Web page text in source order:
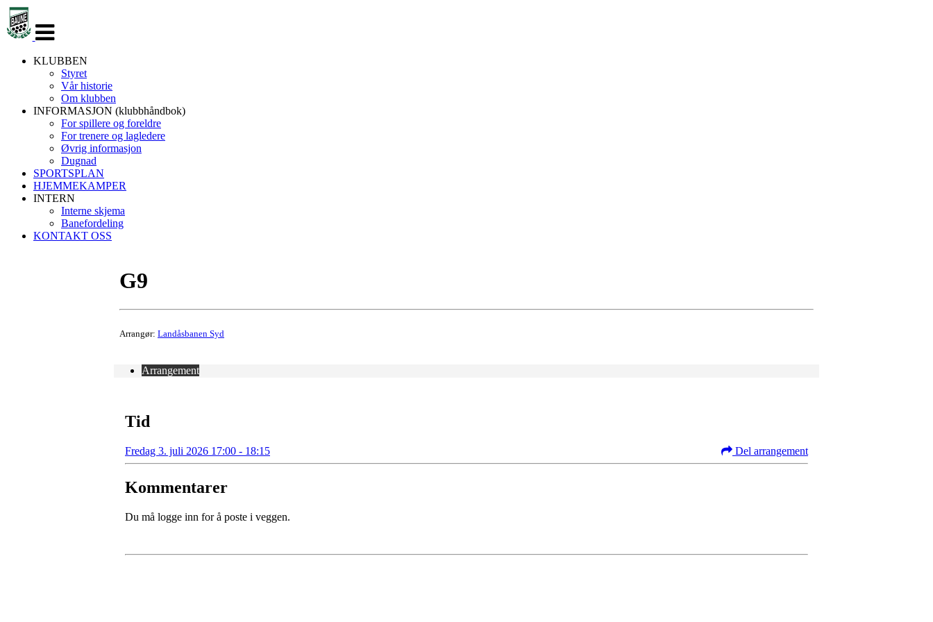
navigasjon
KLUBBEN
Styret
Vår historie
Om klubben
INFORMASJON (klubbhåndbok)
For spillere og foreldre
For trenere og lagledere
Øvrig informasjon
Dugnad
SPORTSPLAN
HJEMMEKAMPER
INTERN
Interne skjema
Banefordeling
KONTAKT OSS
G9
Arrangør: Landåsbanen Syd
Arrangement
Tid
Fredag 3. juli 2026 17:00 - 18:15 Del arrangement
Kommentarer
Du må logge inn for å poste i veggen.